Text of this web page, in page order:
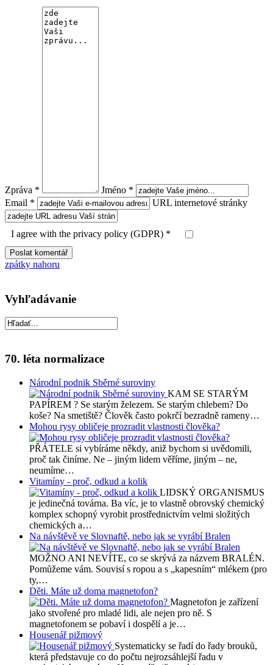
Zpráva *
Jméno *
Email *
URL internetové stránky
I agree with the privacy policy (GDPR) *
zpátky nahoru
Vyhľadávanie
70. léta normalizace
Národní podnik Sběrné suroviny
KAM SE STARÝM
PAPÍREM ? Se starým železem. Se starým chlebem? Do
koše? Na smetiště? Člověk často pokrčí bezradně rameny…
Mohou rysy obličeje prozradit vlastnosti člověka?
PŘÁTELE si vybíráme někdy, aniž bychom si uvědomili,
proč tak činíme. Ne – jiným lidem věříme, jiným – ne,
neumíme…
Vitamíny - proč, odkud a kolik
LIDSKÝ ORGANISMUS
je jedinečná továrna. Ba víc, je to vlastně obrovský chemický
komplex schopný vyrobit prostřednictvím velmi složitých
chemických a…
Na návštěvě ve Slovnaftě, nebo jak se vyrábí Bralen
MOŽNO ANI NEVÍTE, co se skrývá za názvem BRALÉN.
Pomůžeme vám. Souvisí s ropou a s „kapesním“ mlékem (pro
ty,…
Děti. Máte už doma magnetofon?
Magnetofon je zařízení
jako stvořené pro mladé lidi, ale nejen pro ně. S
magnetofonem se pobaví i dospělí a je…
Housenář pižmový
Systematicky se řadí do řady brouků,
která představuje co do počtu nejrozsáhlejší řadu v